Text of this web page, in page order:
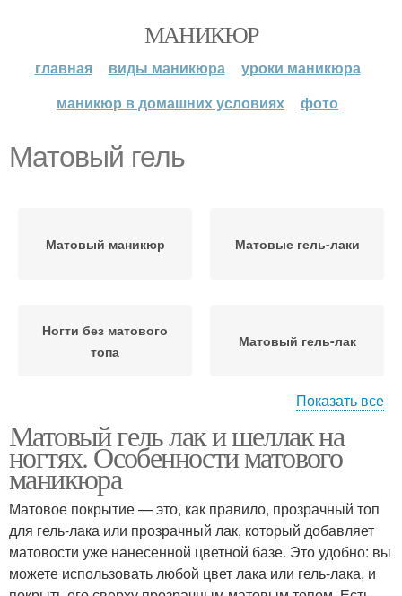
МАНИКЮР
главная виды маникюра
уроки маникюра
маникюр в домашних условиях
фото
Матовый гель
Матовый маникюр Матовые гель-лаки
Ногти без матового
топа
Матовый гель-лак
Матовый педикюр Матовый лак
Матовый топ Матовое покрытие
Показать все
Матовый гель лак и шеллак на
ногтях. Особенности матового
маникюра
Матовое покрытие — это, как правило, прозрачный топ
для гель-лака или прозрачный лак, который добавляет
матовости уже нанесенной цветной базе. Это удобно: вы
можете использовать любой цвет лака или гель-лака, и